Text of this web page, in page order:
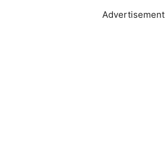
Advertisement